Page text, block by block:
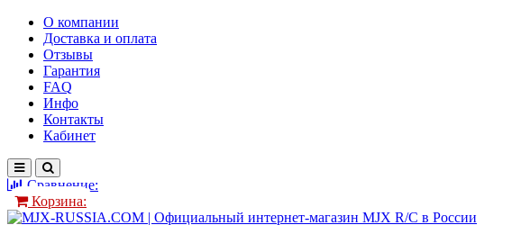
О компании
Доставка и оплата
Отзывы
Гарантия
FAQ
Инфо
Контакты
Кабинет
Сравнение:
Корзина: